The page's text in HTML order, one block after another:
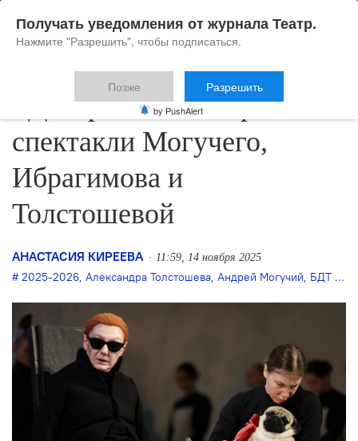
БДТ привезёт в Сербию
спектакли Могучего,
Ибрагимова и
Толстошевой
АНАСТАСИЯ КИРЕЕВА 11:59, 14 ноября 2025
2025-2026, Александра Толстошева, Андрей Могучий, БДТ им. Г. А. Товстоногова
Получать уведомления от журнала Театр.
Нажмите "Разрешить", чтобы подписаться.
Позже Разрешить
by PushAlert